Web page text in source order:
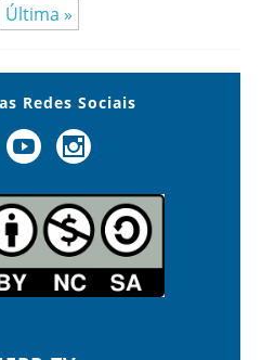
Última »
Redes Sociais